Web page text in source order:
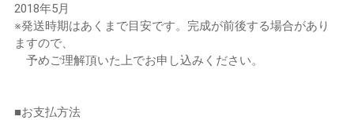
2018年5月
※発送時期はあくまで目安です。完成が前後する場合があり
ますので、
予めご理解頂いた上でお申し込みください。
■お支払方法